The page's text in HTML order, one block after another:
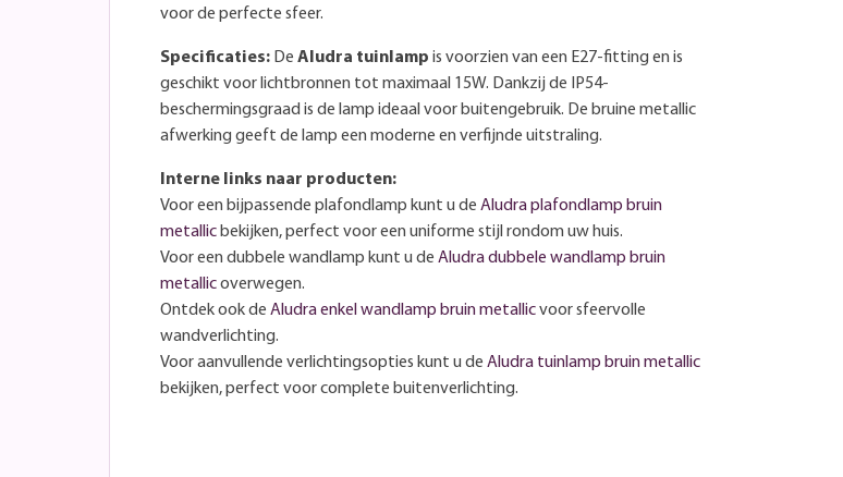
voor de perfecte sfeer.
Specificaties: De Aludra tuinlamp is voorzien van een E27-fitting en is
geschikt voor lichtbronnen tot maximaal 15W. Dankzij de IP54-
beschermingsgraad is de lamp ideaal voor buitengebruik. De bruine metallic
afwerking geeft de lamp een moderne en verfijnde uitstraling.
Interne links naar producten:
Voor een bijpassende plafondlamp kunt u de Aludra plafondlamp bruin
metallic bekijken, perfect voor een uniforme stijl rondom uw huis.
Voor een dubbele wandlamp kunt u de Aludra dubbele wandlamp bruin
metallicoverwegen.
Ontdek ook de Aludra enkel wandlamp bruin metallicvoor sfeervolle
wandverlichting.
Voor aanvullende verlichtingsopties kunt u de Aludra tuinlamp bruin metallic
bekijken, perfect voor complete buitenverlichting.